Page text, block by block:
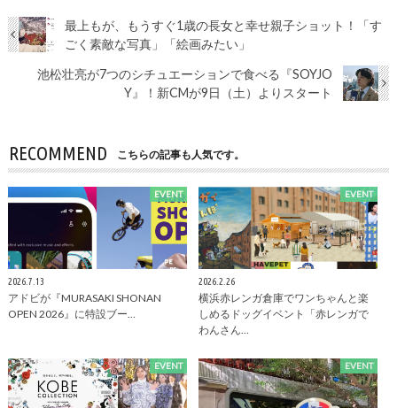
最上もが、もうすぐ1歳の長女と幸せ親子ショット！「す
ごく素敵な写真」「絵画みたい」
池松壮亮が7つのシチュエーションで食べる『SOYJO
Y』！新CMが9日（土）よりスタート
RECOMMEND こちらの記事も人気です。
EVENT
2026.7.13
アドビが『MURASAKI SHONAN
OPEN 2026』に特設ブー…
EVENT
2026.2.26
横浜赤レンガ倉庫でワンちゃんと楽
しめるドッグイベント「赤レンガで
わんさん…
EVENT EVENT